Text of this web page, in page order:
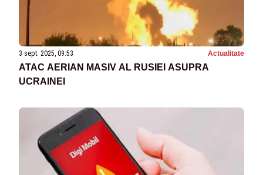
3 sept. 2025, 09:53 Actualitate
ATAC AERIAN MASIV AL RUSIEI ASUPRA
UCRAINEI